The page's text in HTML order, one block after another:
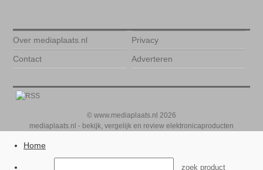
Over mediaplaats.nl
Privacy
Contact
Adverteren
© www.mediaplaats.nl 2026
mediaplaats.nl - bekijk, vergelijk en review elektronicaproducten
Home